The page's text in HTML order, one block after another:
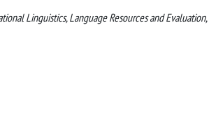
Linguistics, Language Resources and